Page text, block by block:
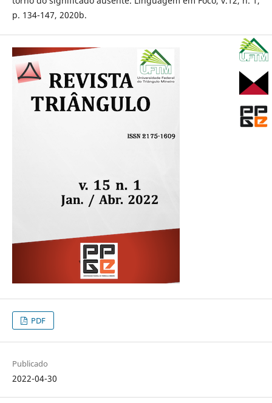
p. 134-147, 2020b.
PDF
Publicado
2022-04-30